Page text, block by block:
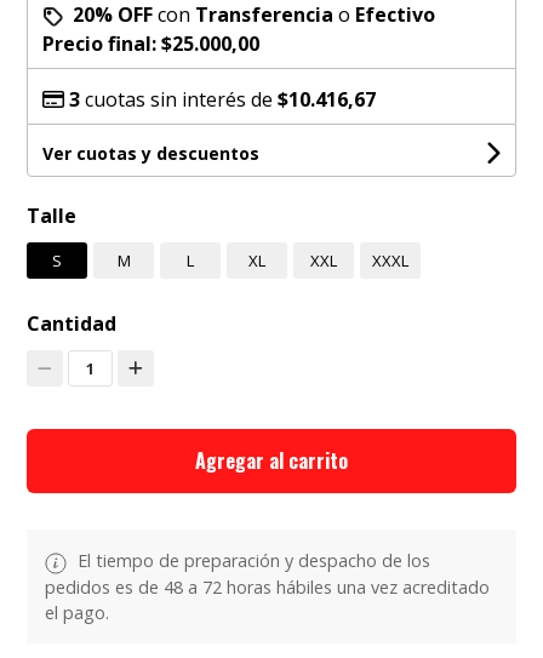
20% OFFcon Transferencia o Efectivo
Precio final:$25.000,00
3cuotas sin interés de$10.416,67
Ver cuotas y descuentos
Talle
S M L XL XXL XXXL
Cantidad
1
Agregar al carrito
El tiempo de preparación y despacho de los
pedidos es de 48 a 72 horas hábiles una vez acreditado
el pago.